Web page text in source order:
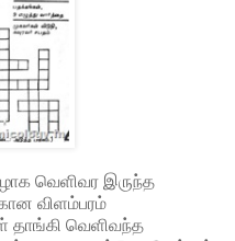
வெளிவர இருந்த
விளம்பரம்
தாங்கி வெளிவந்த